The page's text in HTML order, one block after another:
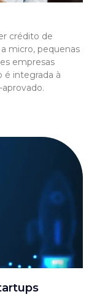
crédito de
micro, pequenas
empresas
é integrada à